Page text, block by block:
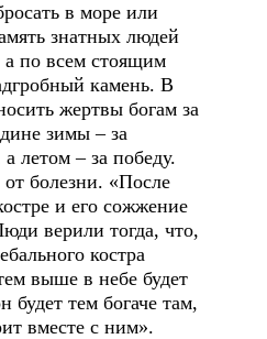
в море или
знатных людей
а по всем стоящим
камень. В
жертвы богам за
зимы – за
летом – за победу.
болезни. «После
и его сожжение
верили тогда, что,
костра
выше в небе будет
будет тем богаче там,
вместе с ним».